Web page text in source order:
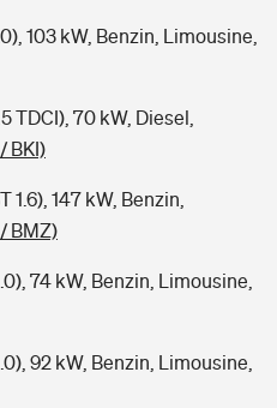
103 kW, Benzin, Limousine,
TDCI), 70 kW, Diesel,
BKI)
1.6), 147 kW, Benzin,
BMZ)
74 kW, Benzin, Limousine,
92 kW, Benzin, Limousine,